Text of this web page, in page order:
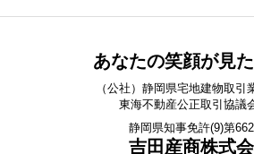
あなたの笑顔が見
（公社）静岡県宅地建物取引
東海不動産公正取引協議
静岡県知事免許(9)第
吉田産商株式